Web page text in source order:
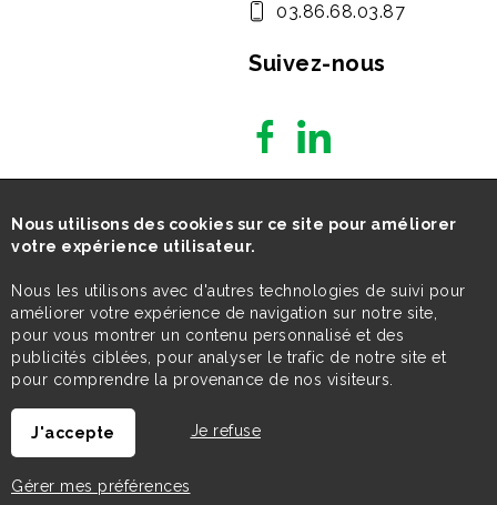
03.86.68.03.87
Suivez-nous
Nous utilisons des cookies sur ce site pour améliorer
votre expérience utilisateur.
Nous les utilisons avec d'autres technologies de suivi pour
améliorer votre expérience de navigation sur notre site,
pour vous montrer un contenu personnalisé et des
publicités ciblées, pour analyser le trafic de notre site et
pour comprendre la provenance de nos visiteurs.
J'accepte Je refuse
Gérer mes préférences